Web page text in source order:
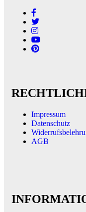
Impressum
Datenschutz
AGB